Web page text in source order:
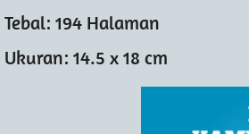
Tebal: 194 Halaman
Ukuran: 14.5 x 18 cm